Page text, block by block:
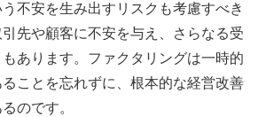
不安を生み出すリスクも考慮すべき
先や顧客に不安を与え、さらなる受
あります。ファクタリングは一時的
ことを忘れずに、根本的な経営改善
のです。